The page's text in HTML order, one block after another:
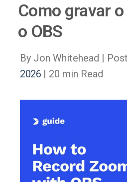
Como gravar
o OBS
By Jon Whitehead |
2026 | 20 min Read